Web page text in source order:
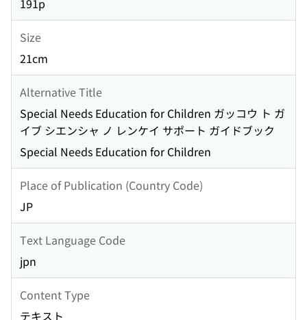
191p
Size
21cm
Alternative Title
Special Needs Education for Children ガッコウ ト ガ
イブ シエンシャ ノ レンケイ サポート ガイドブック
Special Needs Education for Children
Place of Publication (Country Code)
JP
Text Language Code
jpn
Content Type
テキスト